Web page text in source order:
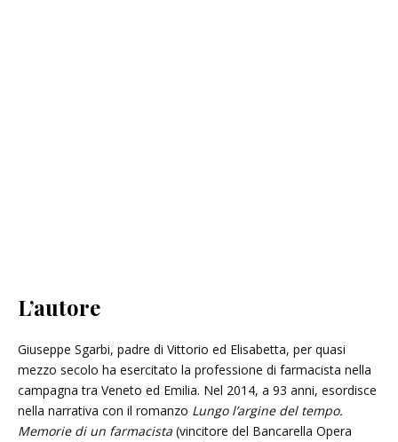
L’autore
Giuseppe Sgarbi, padre di Vittorio ed Elisabetta, per quasi
mezzo secolo ha esercitato la professione di farmacista nella
campagna tra Veneto ed Emilia. Nel 2014, a 93 anni, esordisce
nella narrativa con il romanzo Lungo l’argine del tempo.
Memorie di un farmacista (vincitore del Bancarella Opera